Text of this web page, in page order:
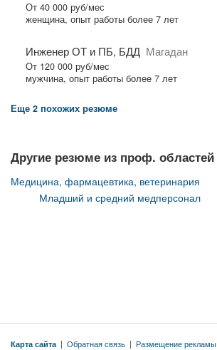
От 40 000 руб/мес
женщина, опыт работы более 7 лет
Инженер ОТ и ПБ, БДД Магадан
От 120 000 руб/мес
мужчина, опыт работы более 7 лет
Еще 2 похожих резюме
Другие резюме из проф. областей
Медицина, фармацевтика, ветеринария
Младший и средний медперсонал
Карта сайта | Обратная связь | Размещение рекламы